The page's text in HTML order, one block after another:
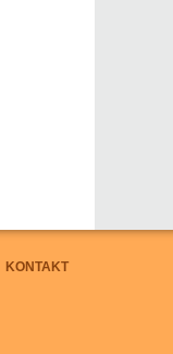
KONTAKT